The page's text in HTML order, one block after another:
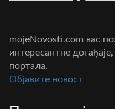
mojeNovosti.com вас
интересантне
портала.
Oбјавите новост